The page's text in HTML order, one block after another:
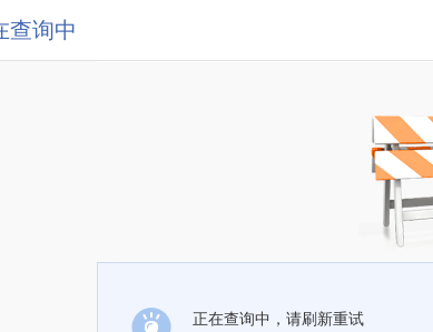
查询中
正在查询中，请刷新重试